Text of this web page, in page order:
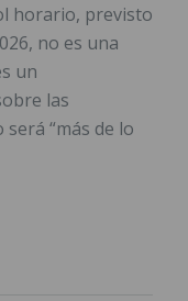
horario, previsto
no es una
un
las
“más de lo